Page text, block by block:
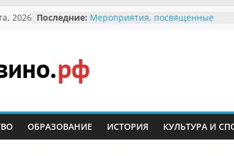
2026 Последние: Мероприятия, посвященные
Безопасность в сети Интернет
Ученики приняли участие в
мероприятии «Сохраним
ОБРАЗОВАНИЕ ИСТОРИЯ КУЛЬТУРА И